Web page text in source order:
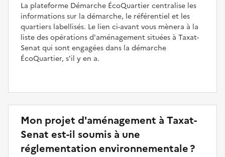
La plateforme Démarche ÉcoQuartier centralise les
informations sur la démarche, le référentiel et les
quartiers labellisés. Le lien ci-avant vous mènera à la
liste des opérations d'aménagement situées à Taxat-
Senat qui sont engagées dans la démarche
ÉcoQuartier, s'il y en a.
Mon projet d'aménagement à Taxat-
Senat est-il soumis à une
réglementation environnementale ?